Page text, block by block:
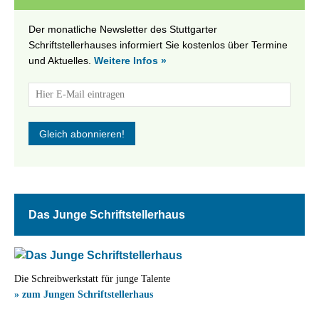
Der monatliche Newsletter des Stuttgarter
Schriftstellerhauses informiert Sie kostenlos über Termine
und Aktuelles. Weitere Infos »
Das Junge Schriftstellerhaus
Die Schreibwerkstatt für junge Talente
» zum Jungen Schriftstellerhaus